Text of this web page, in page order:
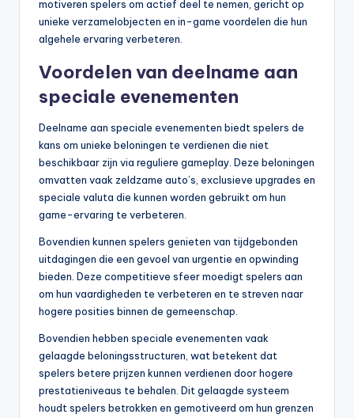
motiveren spelers om actief deel te nemen, gericht op
unieke verzamelobjecten en in-game voordelen die hun
algehele ervaring verbeteren.
Voordelen van deelname aan
speciale evenementen
Deelname aan speciale evenementen biedt spelers de
kans om unieke beloningen te verdienen die niet
beschikbaar zijn via reguliere gameplay. Deze beloningen
omvatten vaak zeldzame auto’s, exclusieve upgrades en
speciale valuta die kunnen worden gebruikt om hun
game-ervaring te verbeteren.
Bovendien kunnen spelers genieten van tijdgebonden
uitdagingen die een gevoel van urgentie en opwinding
bieden. Deze competitieve sfeer moedigt spelers aan
om hun vaardigheden te verbeteren en te streven naar
hogere posities binnen de gemeenschap.
Bovendien hebben speciale evenementen vaak
gelaagde beloningsstructuren, wat betekent dat
spelers betere prijzen kunnen verdienen door hogere
prestatieniveaus te behalen. Dit gelaagde systeem
houdt spelers betrokken en gemotiveerd om hun grenzen